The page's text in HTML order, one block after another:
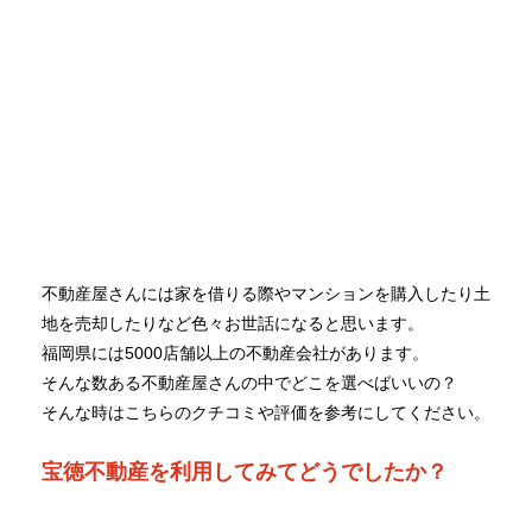
不動産屋さんには家を借りる際やマンションを購入したり土
地を売却したりなど色々お世話になると思います。
福岡県には5000店舗以上の不動産会社があります。
そんな数ある不動産屋さんの中でどこを選べばいいの？
そんな時はこちらのクチコミや評価を参考にしてください。
宝徳不動産を利用してみてどうでしたか？